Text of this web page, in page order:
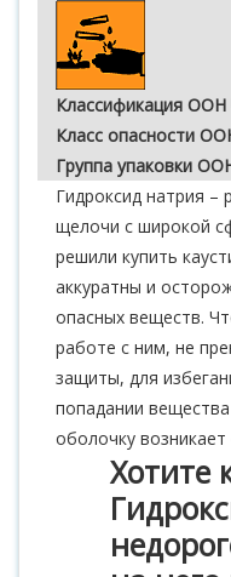
Классификация ООН
Класс опасности
Группа упаковки
Гидроксид натрия –
щелочи с широкой
решили купить
аккуратны и
опасных веществ.
работе с ним, не
защиты, для
попадании
оболочку
Хотите